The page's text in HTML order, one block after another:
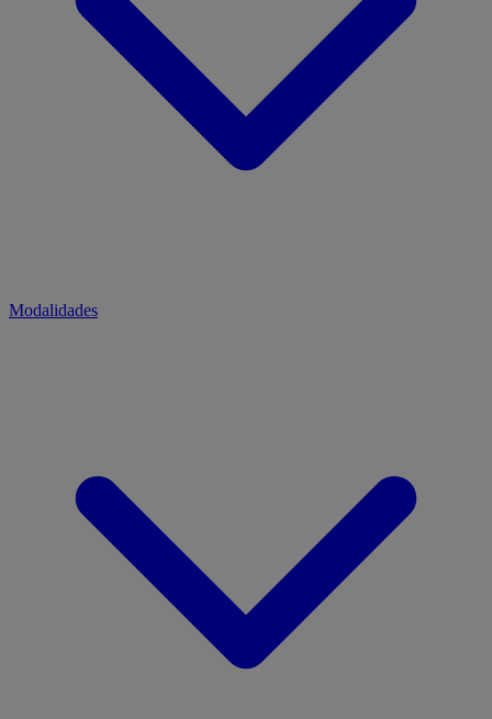
Modalidades